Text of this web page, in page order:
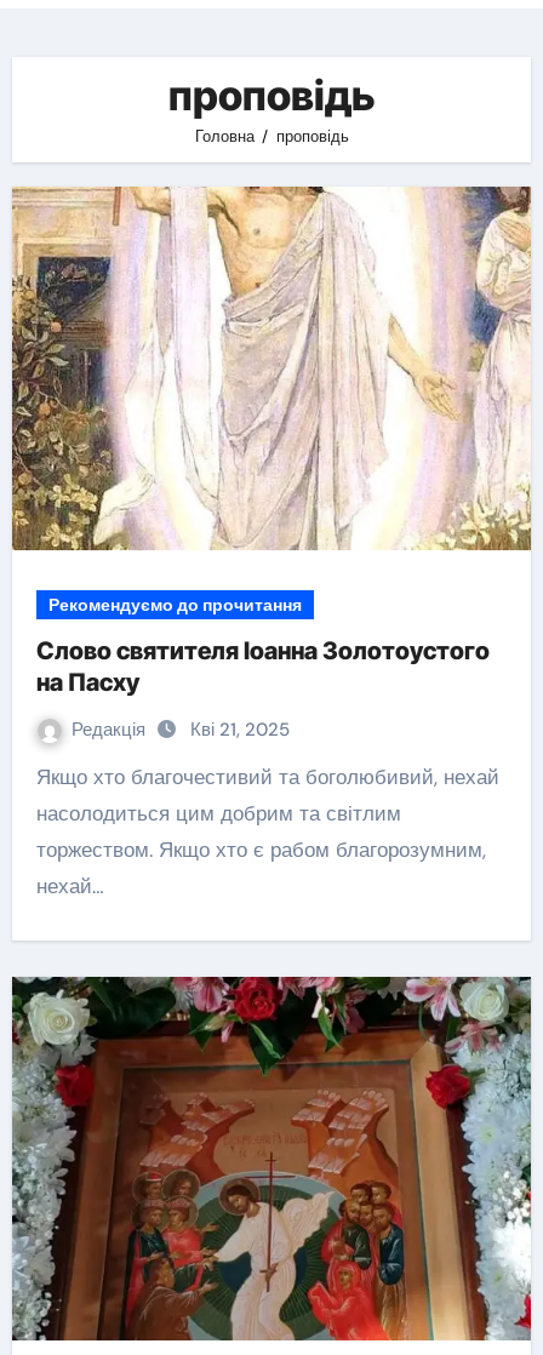
проповідь
Головна проповідь
Рекомендуємо до прочитання
Слово святителя Іоанна Золотоустого
на Пасху
Редакція Кві 21, 2025
Якщо хто благочестивий та боголюбивий, нехай
насолодиться цим добрим та світлим
торжеством. Якщо хто є рабом благорозумним,
нехай…